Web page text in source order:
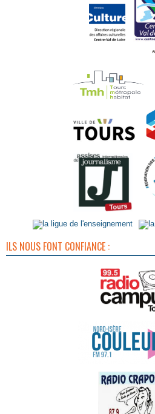
ILS NOUS FONT CONFIANCE :